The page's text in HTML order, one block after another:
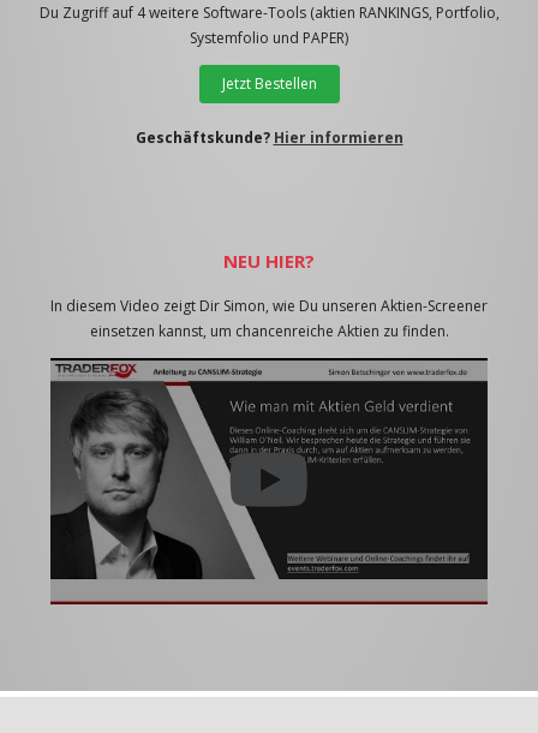
Du Zugriff auf 4 weitere Software-Tools (aktien RANKINGS, Portfolio,
Systemfolio und PAPER)
Jetzt Bestellen
Geschäftskunde? Hier informieren
NEU HIER?
In diesem Video zeigt Dir Simon, wie Du unseren Aktien-Screener
einsetzen kannst, um chancenreiche Aktien zu finden.